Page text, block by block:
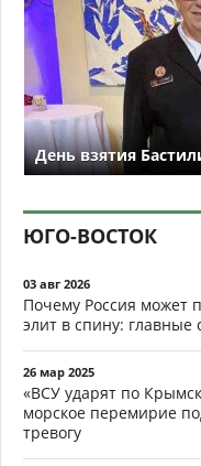
День взятия
ЮГО-ВОСТОК
03 авг 2026
Почему Россия может
элит в спину:
26 мар 2025
«ВСУ ударят по
морское перемирие
тревогу